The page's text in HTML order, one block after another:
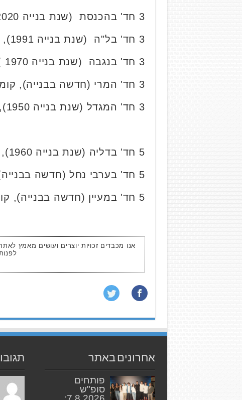
3 חד' בהכנסת (שנת בנייה 2020), קומה 5 מתוך 7, 82 מ"ר, כולל חנייה נמכרה ב-
3 חד' בל"ה (שנת בנייה 1991), קומה 1 מתוך 6, 80 מ"ר, נמכרה ב-
3 חד' בנגבה (שנת בנייה 1970 ), קומה 1 מתוך 4, 83 מ"ר, נמכרה ב-
3 חד' המרי (חדשה בבנייה), קומה 1 מתוך 7, 73 מ"ר כולל חנייה נמכרה ב-
3 חד' המגדל (שנת בנייה 1950), קומה 2 מתוך 3, 83 מ"ר, נמכרה ב-
5 חד' בדליה (שנת בנייה 1960), קומה 1 מתוך 3, 143 מ"ר + גג 15 מ"ר נמכרה ב-
5 חד' בערבי נחל (חדשה בבנייה), קומה 2 מתוך 31, 132 מ"ר כולל חנייה נמכרה ב-
5 חד' במעיין (חדשה בבנייה), קומה 2 מתוך 7, 136 מ"ר כולל חנייה נמכרה ב-
אנו מכבדים זכויות יוצרים ועושים מאמץ
אחרונים באתר
פותחים
סופ"ש